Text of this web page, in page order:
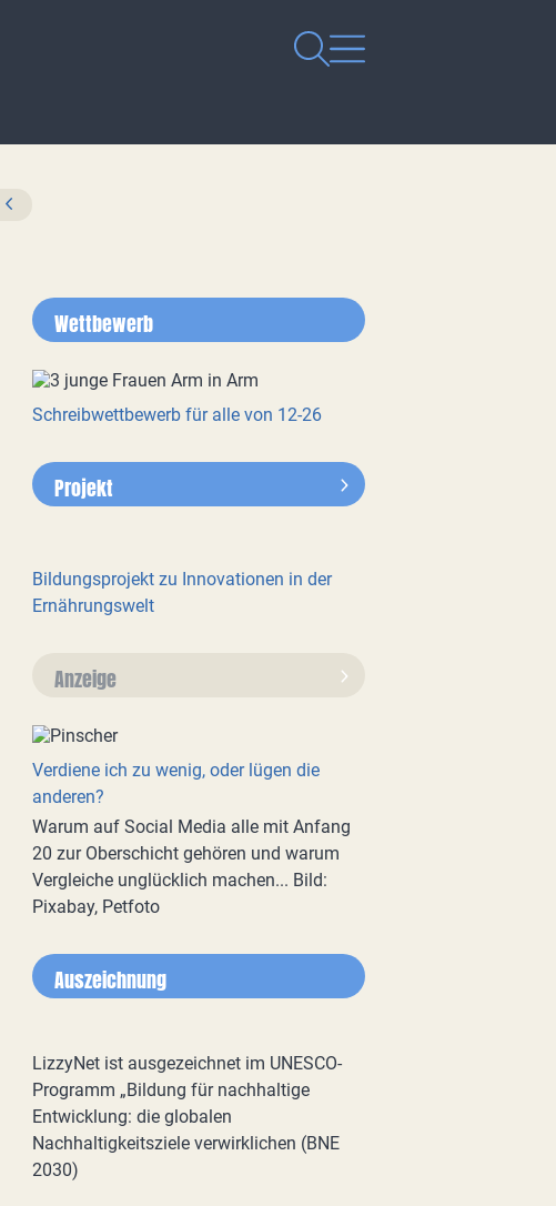
Wettbewerb
Schreibwettbewerb für alle von 12-26
Projekt
Bildungsprojekt zu Innovationen in der
Ernährungswelt
Anzeige
Verdiene ich zu wenig, oder lügen die
anderen?
Warum auf Social Media alle mit Anfang
20 zur Oberschicht gehören und warum
Vergleiche unglücklich machen... Bild:
Pixabay, Petfoto
Auszeichnung
LizzyNet ist ausgezeichnet im UNESCO-
Programm „Bildung für nachhaltige
Entwicklung: die globalen
Nachhaltigkeitsziele verwirklichen (BNE
2030)